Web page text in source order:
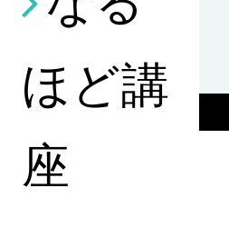
ほど講
座